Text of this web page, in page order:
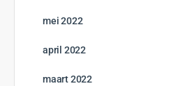
mei 2022
april 2022
maart 2022